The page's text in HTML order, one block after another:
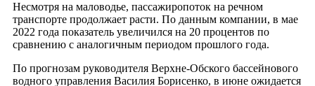
Несмотря на маловодье, пассажиропоток на речном
транспорте продолжает расти. По данным компании, в мае
2022 года показатель увеличился на 20 процентов по
сравнению с аналогичным периодом прошлого года.
По прогнозам руководителя Верхне-Обского бассейнового
водного управления Василия Борисенко, в июне ожидается